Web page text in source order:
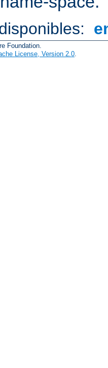
Foundation.
License, Version 2.0.